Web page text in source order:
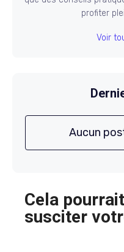
profiter
Voir
Aucun
Cela
susciter